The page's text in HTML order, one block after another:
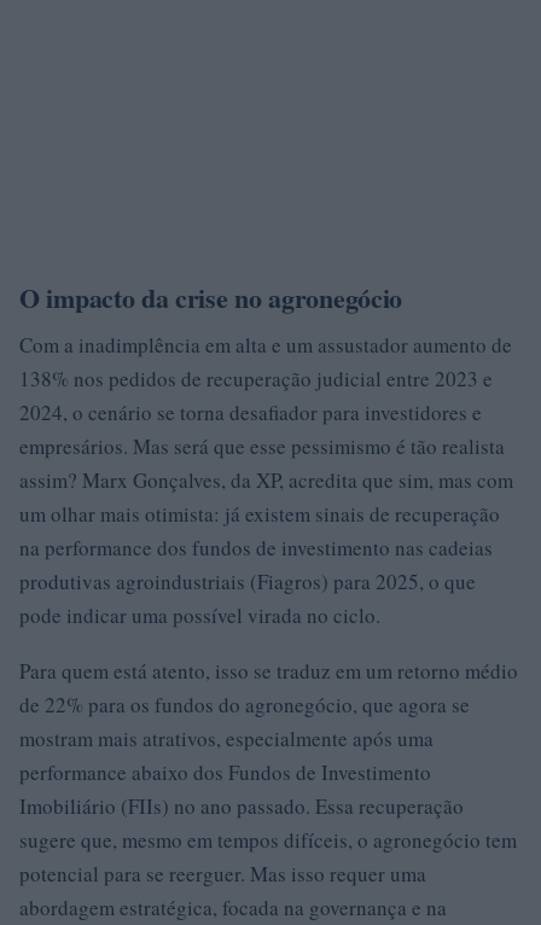
O impacto da crise no agronegócio
Com a inadimplência em alta e um assustador aumento de
138% nos pedidos de recuperação judicial entre 2023 e
2024, o cenário se torna desafiador para investidores e
empresários. Mas será que esse pessimismo é tão realista
assim? Marx Gonçalves, da XP, acredita que sim, mas com
um olhar mais otimista: já existem sinais de recuperação
na performance dos fundos de investimento nas cadeias
produtivas agroindustriais (Fiagros) para 2025, o que
pode indicar uma possível virada no ciclo.
Para quem está atento, isso se traduz em um retorno médio
de 22% para os fundos do agronegócio, que agora se
mostram mais atrativos, especialmente após uma
performance abaixo dos Fundos de Investimento
Imobiliário (FIIs) no ano passado. Essa recuperação
sugere que, mesmo em tempos difíceis, o agronegócio tem
potencial para se reerguer. Mas isso requer uma
abordagem estratégica, focada na governança e na